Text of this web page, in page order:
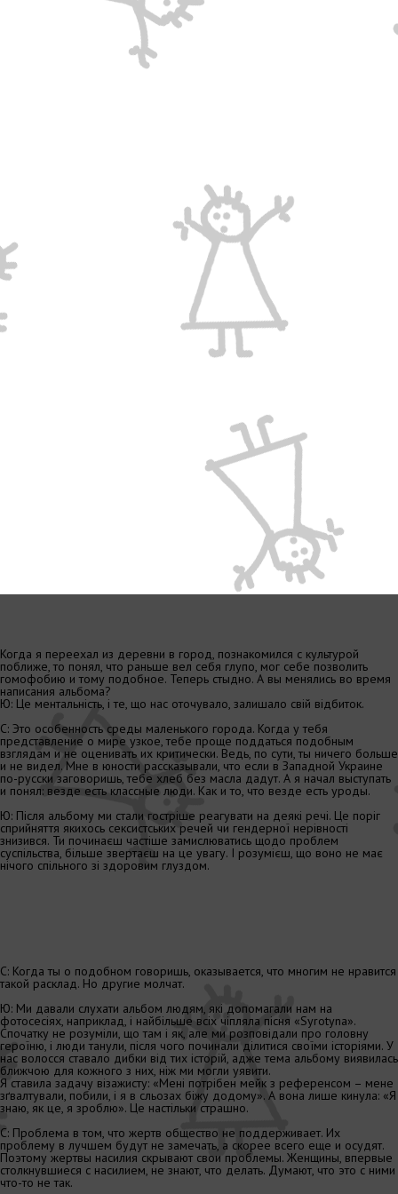
Когда я переехал из деревни в город, познакомился с культурой
поближе, то понял, что раньше вел себя глупо, мог себе позволить
гомофобию и тому подобное. Теперь стыдно. А вы менялись во время
написания альбома?
Ю: Це ментальність, і те, що нас оточувало, залишало свій відбиток.
С: Это особенность среды маленького города. Когда у тебя
представление о мире узкое, тебе проще поддаться подобным
взглядам и не оценивать их критически. Ведь, по сути, ты ничего больше
и не видел. Мне в юности рассказывали, что если в Западной Украине
по-русски заговоришь, тебе хлеб без масла дадут. А я начал выступать
и понял: везде есть классные люди. Как и то, что везде есть уроды.
Ю: Після альбому ми стали гостріше реагувати на деякі речі. Це поріг
сприйняття якихось сексистських речей чи гендерної нерівності
знизився. Ти починаєш частіше замислюватись щодо проблем
суспільства, більше звертаєш на це увагу. І розумієш, що воно не має
нічого спільного зі здоровим глуздом.
С: Когда ты о подобном говоришь, оказывается, что многим не нравится
такой расклад. Но другие молчат.
Ю: Ми давали слухати альбом людям, які допомагали нам на
фотосесіях, наприклад, і найбільше всіх чіпляла пісня «Syrotyna».
Спочатку не розуміли, що там і як, але ми розповідали про головну
героїню, і люди танули, після чого починали ділитися своїми історіями. У
нас волосся ставало дибки від тих історій, адже тема альбому виявилась
ближчою для кожного з них, ніж ми могли уявити.
Я ставила задачу візажисту: «Мені потрібен мейк з референсом – мене
зґвалтували, побили, і я в сльозах біжу додому». А вона лише кинула: «Я
знаю, як це, я зроблю». Це настільки страшно.
С: Проблема в том, что жертв общество не поддерживает. Их
проблему в лучшем будут не замечать, а скорее всего еще и осудят.
Поэтому жертвы насилия скрывают свои проблемы. Женщины, впервые
столкнувшиеся с насилием, не знают, что делать. Думают, что это с ними
что-то не так.